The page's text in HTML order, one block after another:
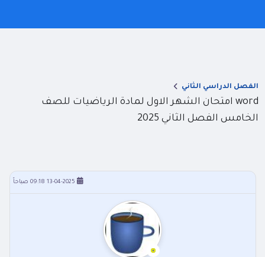
الفصل الدراسي الثاني
word امتحان الشهر الاول لمادة الرياضيات للصف
الخامس الفصل الثاني 2025
13-04-2025 09:18 صباحاً